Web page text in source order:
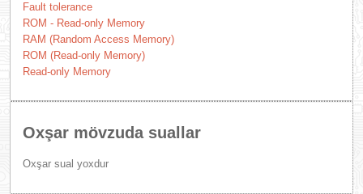
Fault tolerance
ROM - Read-only Memory
RAM (Random Access Memory)
ROM (Read-only Memory)
Read-only Memory
Oxşar mövzuda suallar
Oxşar sual yoxdur